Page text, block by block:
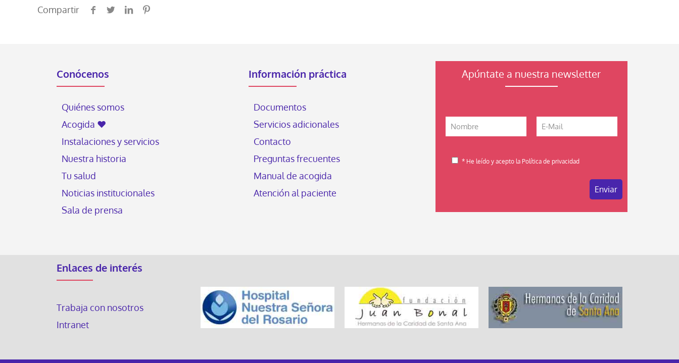
Compartir
Conócenos
Quiénes somos
Acogida ♥
Instalaciones y servicios
Nuestra historia
Tu salud
Noticias institucionales
Sala de prensa
Información práctica
Documentos
Servicios adicionales
Contacto
Preguntas frecuentes
Manual de acogida
Atención al paciente
Apúntate a nuestra newsletter
* He leído y acepto la Política de privacidad
Enlaces de interés
Trabaja con nosotros
Intranet